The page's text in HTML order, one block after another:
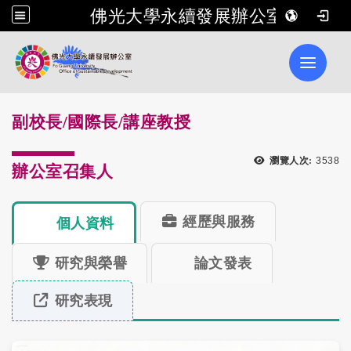
佛光大學永續發展辦公室
Toggle
副校長/國際長/講座教授
瀏覽人次: 3538
辦公室召集人
個人資料 經歷與服務
研究與榮譽 論文發表
研究表現